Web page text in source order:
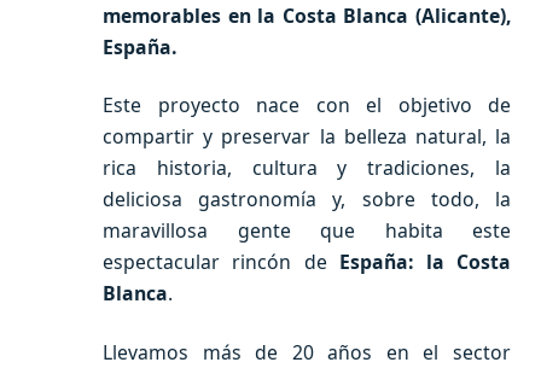
memorables en la Costa Blanca (Alicante),
España.
Este proyecto nace con el objetivo de
compartir y preservar la belleza natural, la
rica historia, cultura y tradiciones, la
deliciosa gastronomía y, sobre todo, la
maravillosa gente que habita este
espectacular rincón de España: la Costa
Blanca.
Llevamos más de 20 años en el sector